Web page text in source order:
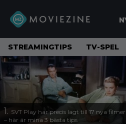
STREAMINGTIPS TV-SPEL
1. SVT Play har precis lagt till 17 nya filmer
– här är mina 3 bästa tips